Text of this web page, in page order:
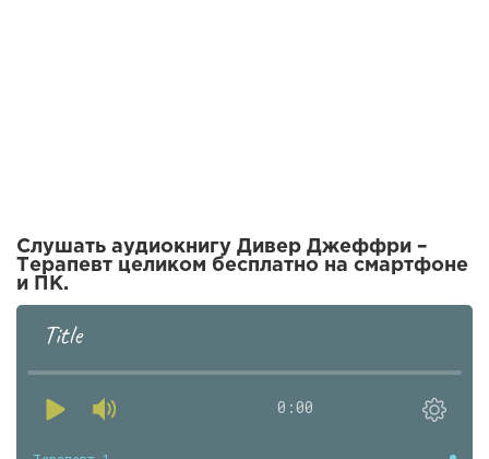
Слушать аудиокнигу Дивер Джеффри –
Терапевт целиком бесплатно на смартфоне
и ПК.
Title
0:00